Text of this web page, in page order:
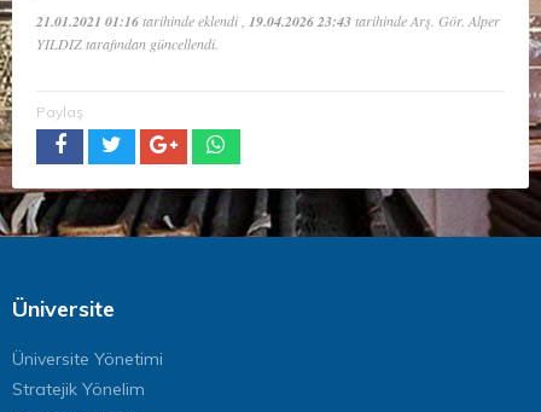
21.01.2021 01:16tarihinde eklendi , 19.04.2026 23:43tarihinde Arş. Gör. Alper
YILDIZ tarafından güncellendi.
Paylaş
Üniversite
Üniversite Yönetimi
Stratejik Yönelim